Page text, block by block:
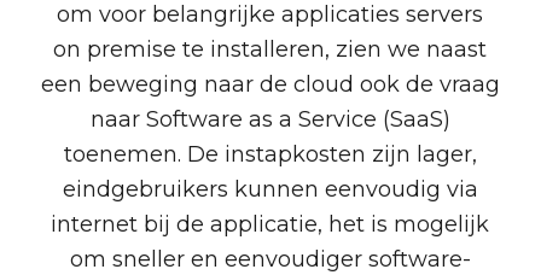
om voor belangrijke applicaties servers
on premise te installeren, zien we naast
een beweging naar de cloud ook de vraag
naar Software as a Service (SaaS)
toenemen. De instapkosten zijn lager,
eindgebruikers kunnen eenvoudig via
internet bij de applicatie, het is mogelijk
om sneller en eenvoudiger software-